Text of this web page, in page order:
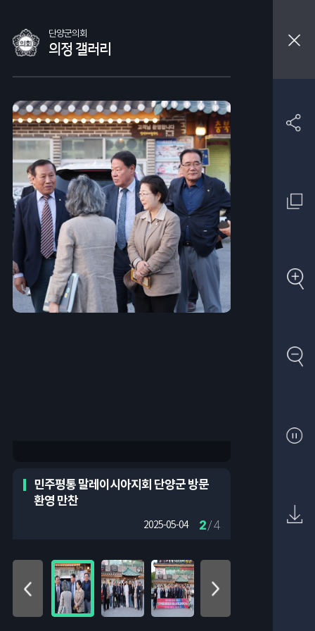
단양군의회
의정 갤러리
민주평통 말레이시아지회 단양군 방문
환영 만찬
2025-05-04 2/ 4